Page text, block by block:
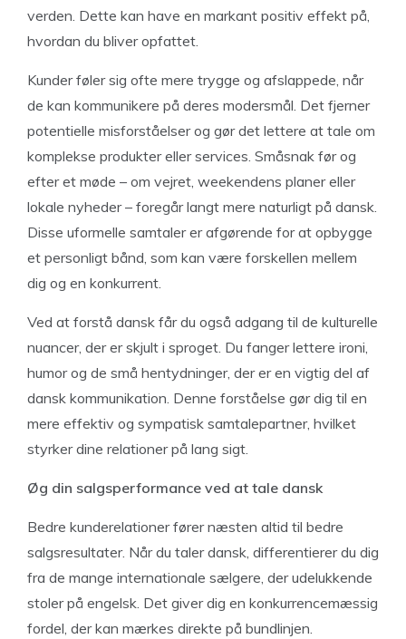
verden. Dette kan have en markant positiv effekt på,
hvordan du bliver opfattet.
Kunder føler sig ofte mere trygge og afslappede, når
de kan kommunikere på deres modersmål. Det fjerner
potentielle misforståelser og gør det lettere at tale om
komplekse produkter eller services. Småsnak før og
efter et møde – om vejret, weekendens planer eller
lokale nyheder – foregår langt mere naturligt på dansk.
Disse uformelle samtaler er afgørende for at opbygge
et personligt bånd, som kan være forskellen mellem
dig og en konkurrent.
Ved at forstå dansk får du også adgang til de kulturelle
nuancer, der er skjult i sproget. Du fanger lettere ironi,
humor og de små hentydninger, der er en vigtig del af
dansk kommunikation. Denne forståelse gør dig til en
mere effektiv og sympatisk samtalepartner, hvilket
styrker dine relationer på lang sigt.
Øg din salgsperformance ved at tale dansk
Bedre kunderelationer fører næsten altid til bedre
salgsresultater. Når du taler dansk, differentierer du dig
fra de mange internationale sælgere, der udelukkende
stoler på engelsk. Det giver dig en konkurrencemæssig
fordel, der kan mærkes direkte på bundlinjen.